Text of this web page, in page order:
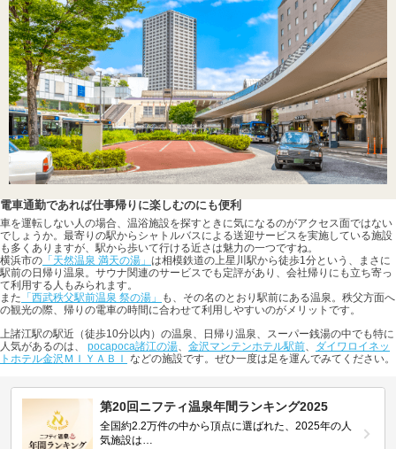
電車通勤であれば仕事帰りに楽しむのにも便利
車を運転しない人の場合、温浴施設を探すときに気になるのがアクセス面ではない
でしょうか。最寄りの駅からシャトルバスによる送迎サービスを実施している施設
も多くありますが、駅から歩いて行ける近さは魅力の一つですね。
横浜市の 「天然温泉 満天の湯」 は相模鉄道の上星川駅から徒歩1分という、まさに
駅前の日帰り温泉。サウナ関連のサービスでも定評があり、会社帰りにも立ち寄っ
て利用する人もみられます。
また 「西武秩父駅前温泉 祭の湯」
も、その名のとおり駅前にある温泉。秩父方面へ
の観光の際、帰りの電車の時間に合わせて利用しやすいのがメリットです。
上諸江駅の駅近（徒歩10分以内）の温泉、日帰り温泉、スーパー銭湯の中でも特に
人気があるのは、 pocapoca諸江の湯、 金沢マンテンホテル駅前、 ダイワロイネッ
トホテル金沢ＭＩＹＡＢＩ などの施設です。ぜひ一度は足を運んでみてください。
第20回ニフティ温泉年間ランキング2025
全国約2.2万件の中から頂点に選ばれた、2025年の人
気施設は…